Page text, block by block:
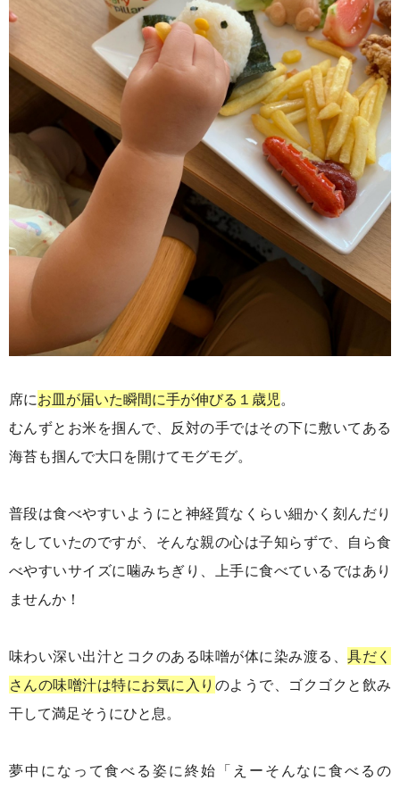
席にお皿が届いた瞬間に手が伸びる１歳児。
むんずとお米を掴んで、反対の手ではその下に敷いてある
海苔も掴んで大口を開けてモグモグ。
普段は食べやすいようにと神経質なくらい細かく刻んだり
をしていたのですが、そんな親の心は子知らずで、自ら食
べやすいサイズに噛みちぎり、上手に食べているではあり
ませんか！
味わい深い出汁とコクのある味噌が体に染み渡る、具だく
さんの味噌汁は特にお気に入り のようで、ゴクゴクと飲み
干して満足そうにひと息。
夢中になって食べる姿に終始「えーそんなに食べるの